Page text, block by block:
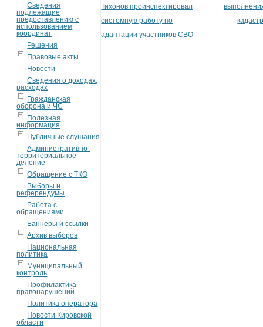
Сведения
подлежащие
предоставлению с
использованием
координат
Решения
Правовые акты
Новости
Сведения о доходах,
расходах
Гражданская
оборона и ЧС
Полезная
информация
Публичные слушания
Административно-
территориальное
деление
Обращение с ТКО
Выборы и
референдумы
Работа с
обращениями
Баннеры и ссылки
Архив выборов
Национальная
политика
Муниципальный
контроль
Профилактика
правонарушений
Политика оператора
Новости Кировской
области
Тихонов проинспектировал
системную работу по
адаптации участников СВО